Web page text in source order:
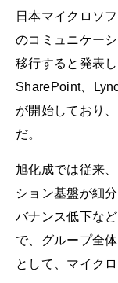
日本マイクロソ
のコミュニケー
移行すると発表
SharePoint、
が開始しており
だ。
旭化成では従来
ション基盤が細
バナンス低下な
で、グループ全
として、マイク